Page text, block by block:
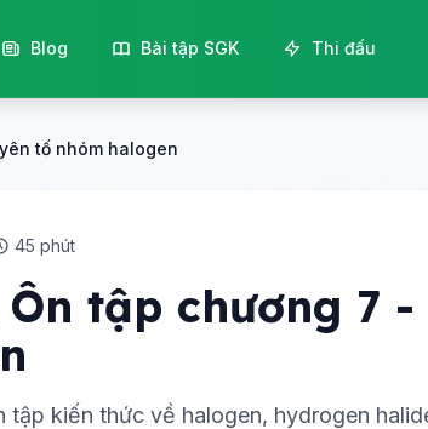
Blog Bài tập SGK Thi đấu
tố nhóm halogen
45 phút
Ôn tập chương 7
tập kiến thức về halogen, hydrogen